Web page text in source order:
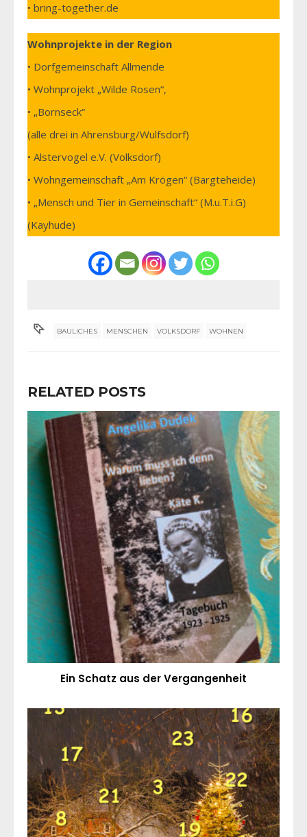
• bring-together.de
Wohnprojekte in der Region
• Dorfgemeinschaft Allmende
• Wohnprojekt „Wilde Rosen“,
• „Bornseck“
(alle drei in Ahrensburg/Wulfsdorf)
• Alstervogel e.V. (Volksdorf)
• Wohngemeinschaft „Am Krögen“ (Bargteheide)
• „Mensch und Tier in Gemeinschaft“ (M.u.T.i.G)
(Kayhude)
BAULICHES MENSCHEN VOLKSDORF WOHNEN
RELATED POSTS
Ein Schatz aus der Vergangenheit